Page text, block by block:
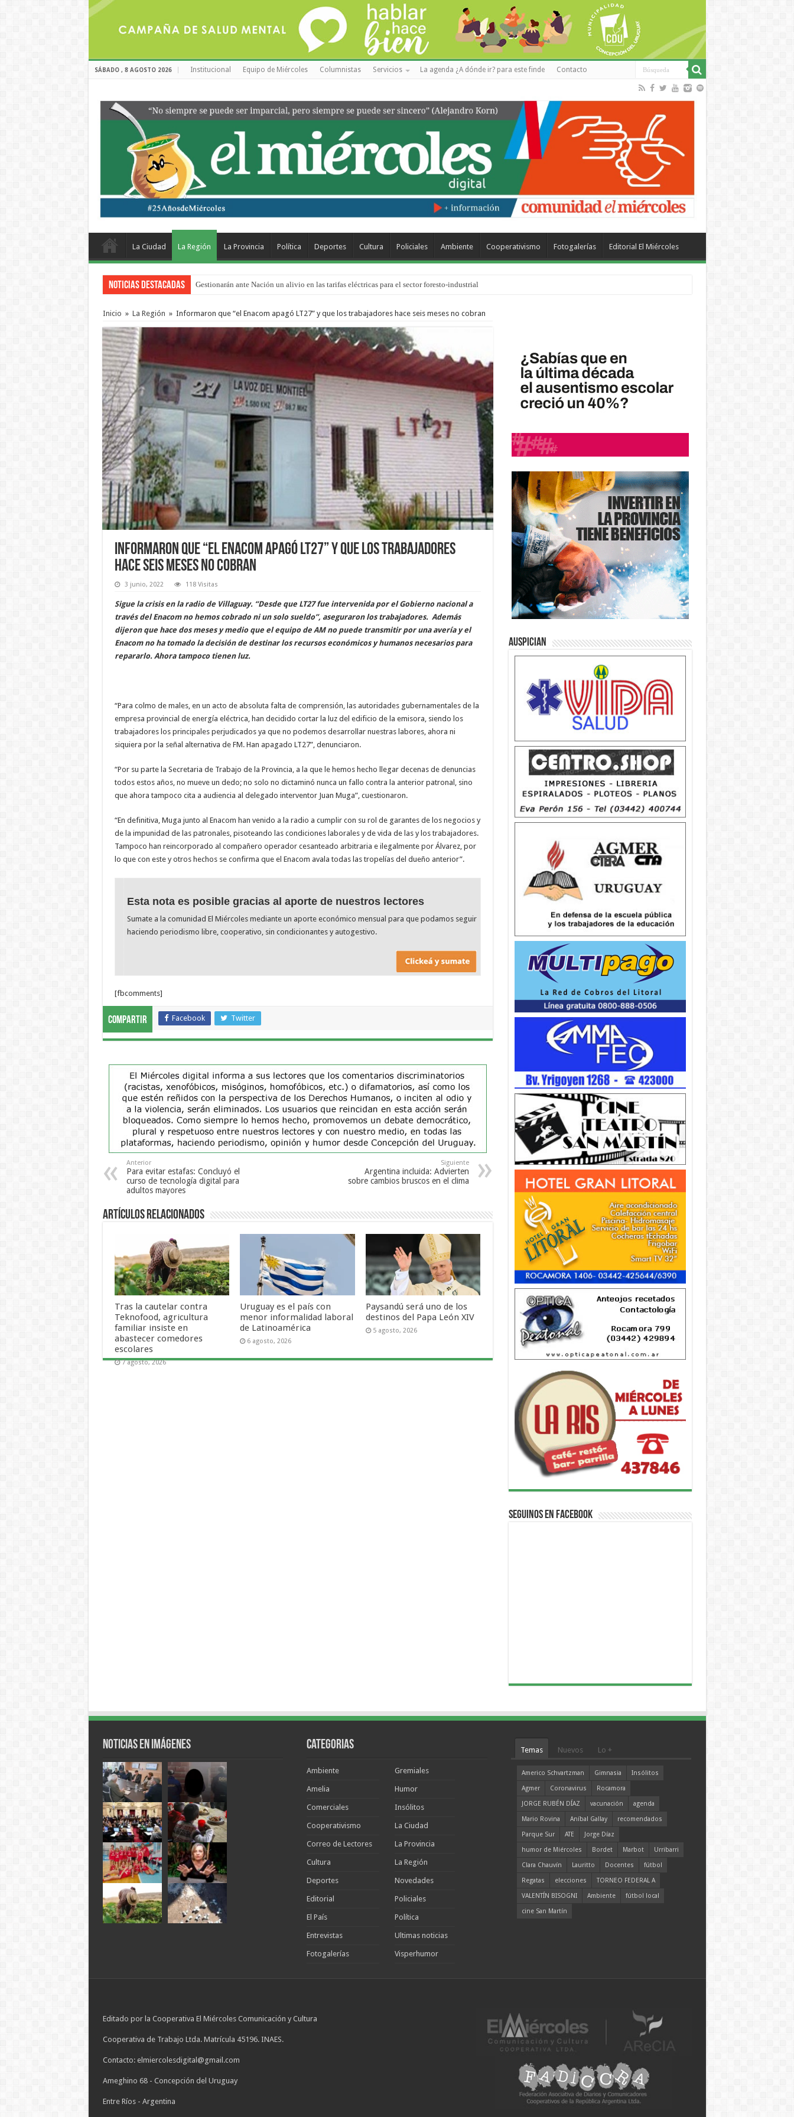
SÁBADO , 8 AGOSTO 2026 Institucional Equipo de Miércoles Columnistas Servicios La agenda ¿A dónde ir? para este finde Contacto
La Ciudad La Región La Provincia Política Deportes Cultura Policiales Ambiente Cooperativismo Fotogalerías Editorial El Miércoles
Noticias Destacadas Gestionarán ante Nación un alivio en las tarifas eléctricas para el sector foresto-industrial
Inicio » La Región » Informaron que “el Enacom apagó LT27” y que los trabajadores hace seis meses no cobran
Informaron que “el Enacom apagó LT27” y que los trabajadores
hace seis meses no cobran
3 junio, 2022 118 Visitas
Sigue la crisis en la radio de Villaguay. “Desde que LT27 fue intervenida por el Gobierno nacional a
través del Enacom no hemos cobrado ni un solo sueldo”, aseguraron los trabajadores. Además
dijeron que hace dos meses y medio que el equipo de AM no puede transmitir por una avería y el
Enacom no ha tomado la decisión de destinar los recursos económicos y humanos necesarios para
repararlo. Ahora tampoco tienen luz.
“Para colmo de males, en un acto de absoluta falta de comprensión, las autoridades gubernamentales de la
empresa provincial de energía eléctrica, han decidido cortar la luz del edificio de la emisora, siendo los
trabajadores los principales perjudicados ya que no podemos desarrollar nuestras labores, ahora ni
siquiera por la señal alternativa de FM. Han apagado LT27”, denunciaron.
“Por su parte la Secretaria de Trabajo de la Provincia, a la que le hemos hecho llegar decenas de denuncias
todos estos años, no mueve un dedo; no solo no dictaminó nunca un fallo contra la anterior patronal, sino
que ahora tampoco cita a audiencia al delegado interventor Juan Muga”, cuestionaron.
“En definitiva, Muga junto al Enacom han venido a la radio a cumplir con su rol de garantes de los negocios y
de la impunidad de las patronales, pisoteando las condiciones laborales y de vida de las y los trabajadores.
Tampoco han reincorporado al compañero operador cesanteado arbitraria e ilegalmente por Álvarez, por
lo que con este y otros hechos se confirma que el Enacom avala todas las tropelías del dueño anterior”.
Esta nota es posible gracias al aporte de nuestros lectores
Sumate a la comunidad El Miércoles mediante un aporte económico mensual para que podamos seguir
haciendo periodismo libre, cooperativo, sin condicionantes y autogestivo.
[fbcomments]
Compartir Facebook Twitter
Anterior
Para evitar estafas: Concluyó el
curso de tecnología digital para
adultos mayores
Siguiente
Argentina incluida: Advierten
sobre cambios bruscos en el clima
Artículos Relacionados
Tras la cautelar contra
Teknofood, agricultura
familiar insiste en
abastecer comedores
escolares
7 agosto, 2026
Uruguay es el país con
menor informalidad laboral
de Latinoamérica
6 agosto, 2026
Paysandú será uno de los
destinos del Papa León XIV
5 agosto, 2026
Auspician
Seguinos en Facebook
Noticias en Imágenes Categorias
Ambiente
Amelia
Comerciales
Cooperativismo
Correo de Lectores
Cultura
Deportes
Editorial
El País
Entrevistas
Fotogalerías
Gremiales
Humor
Insólitos
La Ciudad
La Provincia
La Región
Novedades
Policiales
Política
Ultimas noticias
Visperhumor
Temas Nuevos Lo +
Americo Schvartzman Gimnasia
Insólitos
Agmer
Coronavirus
Rocamora
JORGE RUBÉN DÍAZ
vacunación
agenda
Mario Rovina
Aníbal Gallay
recomendados
Parque Sur
ATE
Jorge Díaz
humor de Miércoles
Bordet Marbot
Urribarri
Clara Chauvín
Lauritto Docentes
fútbol
Regatas
elecciones
TORNEO FEDERAL A
VALENTÍN BISOGNI
Ambiente
fútbol local
cine San Martín
Editado por la Cooperativa El Miércoles Comunicación y Cultura
Cooperativa de Trabajo Ltda. Matrícula 45196. INAES.
Contacto: elmiercolesdigital@gmail.com
Ameghino 68 - Concepción del Uruguay
Entre Ríos - Argentina